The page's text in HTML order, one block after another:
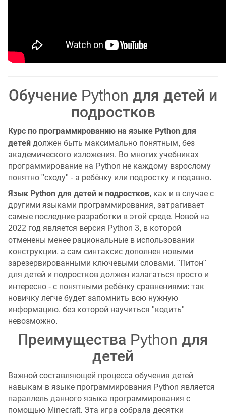
Обучение Python для детей и
подростков
Курс по программированию на языке Python для
детей должен быть максимально понятным, без
академического изложения. Во многих учебниках
программирование на Python не каждому взрослому
понятно "сходу" - а ребёнку или подростку и подавно.
Язык Python для детей и подростков, как и в случае с
другими языками программирования, затрагивает
самые последние разработки в этой среде. Новой на
2022 год является версия Python 3, в которой
отменены менее рациональные в использовании
конструкции, а сам синтаксис дополнен новыми
зарезервированными ключевыми словами. "Питон"
для детей и подростков должен излагаться просто и
интересно - с понятными ребёнку сравнениями: так
новичку легче будет запомнить всю нужную
информацию, без которой научиться "кодить"
невозможно.
Преимущества Python для
детей
Важной составляющей процесса обучения детей
навыкам в языке программирования Python является
параллель данного языка программирования с
помощью Minecraft. Эта игра собрала десятки